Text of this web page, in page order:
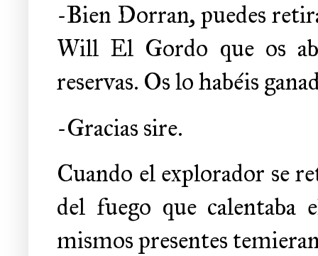
-Bien Dorran, puedes
Will El Gordo que os
reservas. Os lo habéis
-Gracias sire.
Cuando el explorador se
del fuego que calentaba
mismos presentes